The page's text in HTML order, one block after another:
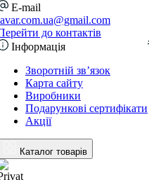
E-mail
до контактів
Інформація
Зворотній зв’язок
Карта сайту
Виробники
Подарункові сертифікати
Акції
Каталог товарів